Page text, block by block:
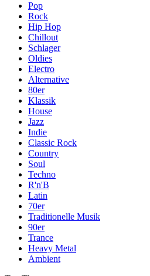
Pop
Rock
Hip Hop
Chillout
Schlager
Oldies
Electro
Alternative
80er
Klassik
House
Jazz
Indie
Classic Rock
Country
Soul
Techno
R'n'B
Latin
70er
Traditionelle Musik
90er
Trance
Heavy Metal
Ambient